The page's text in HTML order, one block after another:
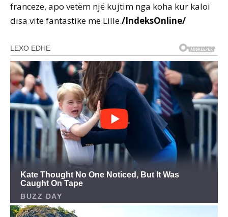
franceze, apo vetëm një kujtim nga koha kur kaloi
disa vite fantastike me Lille./IndeksOnline/